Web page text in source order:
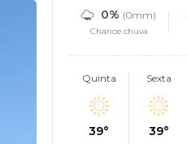
0% (0mm)
Chance chuva
Quinta
39°
Sexta
39°